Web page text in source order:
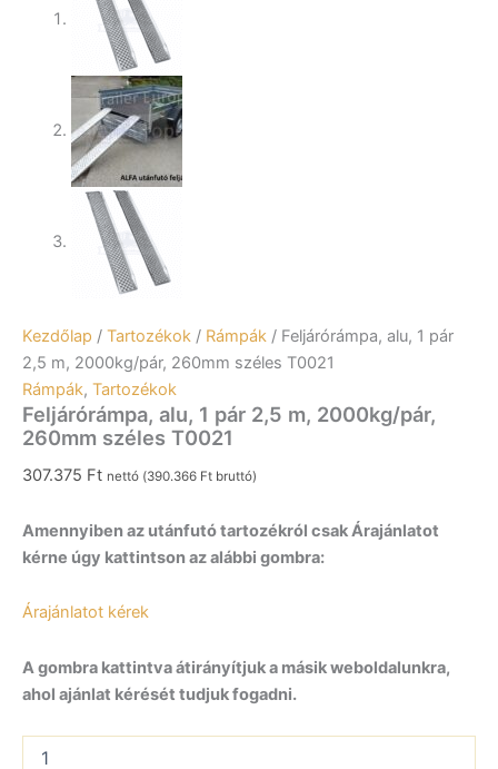
Kezdőlap / Tartozékok / Rámpák / Feljárórámpa, alu, 1 pár
2,5 m, 2000kg/pár, 260mm széles T0021
Rámpák, Tartozékok
Feljárórámpa, alu, 1 pár 2,5 m, 2000kg/pár,
260mm széles T0021
307.375 Ft nettó (390.366 Ft bruttó)
Amennyiben az utánfutó tartozékról csak Árajánlatot
kérne úgy kattintson az alábbi gombra:
Árajánlatot kérek
A gombra kattintva átirányítjuk a másik weboldalunkra,
ahol ajánlat kérését tudjuk fogadni.